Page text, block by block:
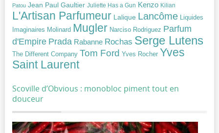
Patou Jean Paul Gaultier Juliette Has a Gun Kenzo Kilian
L'Artisan Parfumeur Lalique Lancôme Liquides
Imaginaires Molinard Mugler Narciso Rodriguez Parfum
d'Empire Prada Rabanne Rochas Serge Lutens
The Different Company Tom Ford Yves Rocher Yves
Saint Laurent
Scoville d’Obvious : monobloc piment tout en
douceur